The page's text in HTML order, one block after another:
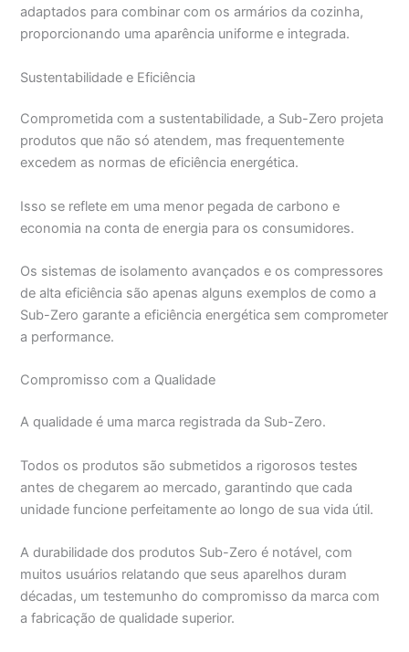
adaptados para combinar com os armários da cozinha,
proporcionando uma aparência uniforme e integrada.
Sustentabilidade e Eficiência
Comprometida com a sustentabilidade, a Sub-Zero projeta
produtos que não só atendem, mas frequentemente
excedem as normas de eficiência energética.
Isso se reflete em uma menor pegada de carbono e
economia na conta de energia para os consumidores.
Os sistemas de isolamento avançados e os compressores
de alta eficiência são apenas alguns exemplos de como a
Sub-Zero garante a eficiência energética sem comprometer
a performance.
Compromisso com a Qualidade
A qualidade é uma marca registrada da Sub-Zero.
Todos os produtos são submetidos a rigorosos testes
antes de chegarem ao mercado, garantindo que cada
unidade funcione perfeitamente ao longo de sua vida útil.
A durabilidade dos produtos Sub-Zero é notável, com
muitos usuários relatando que seus aparelhos duram
décadas, um testemunho do compromisso da marca com
a fabricação de qualidade superior.